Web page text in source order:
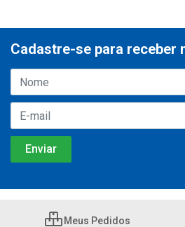
Cadastre-se para receber
Meus Pedidos